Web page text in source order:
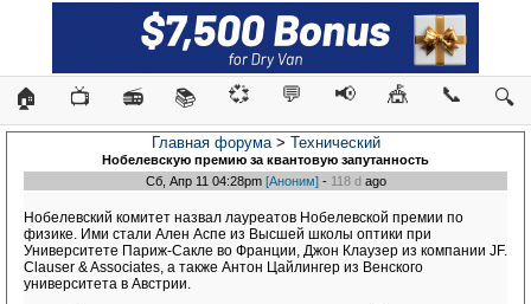
🏠 📺 📻 📚 💞 💬 📢 🎪 📞 🔍
Главная форума> Технический
Нобелевскую премию за квантовую запутанность
Сб, Апр 11 04:28pm [Аноним]- 118 dago
Нобелевский комитет назвал лауреатов Нобелевской премии по
физике. Ими стали Ален Аспе из Высшей школы оптики при
Университете Париж-Сакле во Франции, Джон Клаузер из компании JF.
Clauser & Associates, а также Антон Цайлингер из Венского
университета в Австрии.